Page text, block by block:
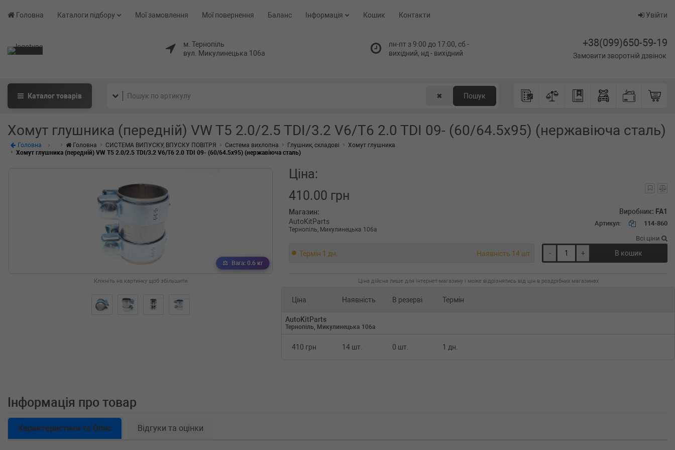
Головна Каталоги підбору Мої замовлення Мої повернення Баланс Інформація Кошик Контакти Увійти
м. Тернопіль
вул. Микулинецька 106а
пн-пт з 9:00 до 17:00, сб -
вихідний, нд - вихідний
+38(099)650-59-19
Замовити зворотній дзвінок
Каталогтоварів ✖ Пошук
Хомут глушника (передній) VW T5 2.0/2.5 TDI/3.2 V6/T6 2.0 TDI 09- (60/64.5x95) (нержавіюча сталь)
Головна Головна СИСТЕМА ВИПУСКУ, ВПУСКУ ПОВІТРЯ Система вихлопна Глушник, складові
Хомут глушника
Хомут глушника (передній) VW T5 2.0/2.5 TDI/3.2 V6/T6 2.0 TDI 09- (60/64.5x95) (нержавіюча сталь)
Вага: 0.6 кг
Клікніть на картинку щоб збільшити
Ціна:
410.00 грн
Магазин:
AutoKitParts
Тернопіль, Микулинецька 106а
Виробник: FA1
Артикул: 114-860
Всі ціни
Термін 1 дн. Наявність 14 шт. - + В кошик
Ціна дійсна лише для інтернет-магазину і може відрізнятись від цін в роздрібних магазинах
Ціна Наявність В резерві Термін
AutoKitParts
Тернопіль, Микулинецька 106а
410 грн 14 шт. 0 шт. 1 дн.
Інформація про товар
Характеристики та Опис Відгуки та оцінки